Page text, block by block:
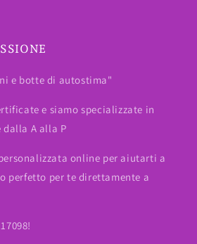
e botte di autostima"
e siamo specializzate in
dalla A alla P
online per aiutarti a
perfetto per te direttamente a